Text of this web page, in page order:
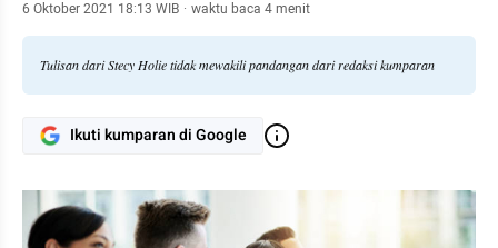
6 Oktober 2021 18:13 WIB · waktu baca 4 menit
Tulisan dari Stecy Holie tidak mewakili pandangan dari redaksi kumparan
Ikuti kumparan di Google